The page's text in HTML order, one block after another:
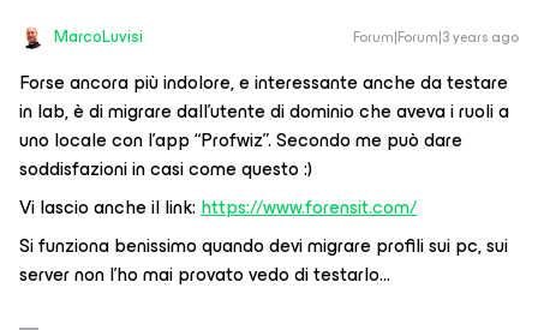
MarcoLuvisi Forum|Forum|3 years ago
Forse ancora più indolore, e interessante anche da testare
in lab, è di migrare dall’utente di dominio che aveva i ruoli a
uno locale con l’app “Profwiz”. Secondo me può dare
soddisfazioni in casi come questo :)
Vi lascio anche il link:https://www.forensit.com/
Si funziona benissimo quando devi migrare profili sui pc, sui
server non l’ho mai provato vedo di testarlo...